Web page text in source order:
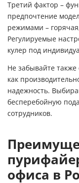
Третий фактор –
предпочтение
режимами –
Регулируемые
кулер под
Не забывайте также
как
надежность.
бесперебойную
сотрудников.
офиса в